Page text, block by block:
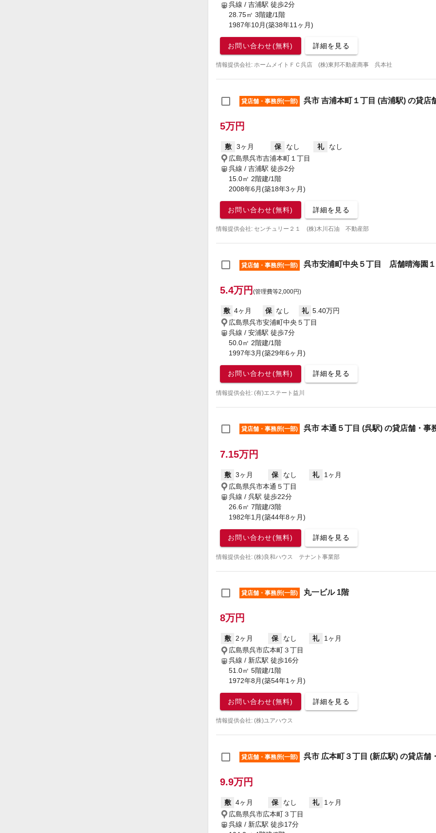
呉線 / 吉浦駅 徒歩2分
28.75㎡ 3階建/1階
1987年10月(築38年11ヶ月)
お問い合わせ(無料) 詳細を見る
情報提供会社: ホームメイトＦＣ呉店 (株)東邦不動産商事 呉本社
貸店舗・事務所(一部) 呉市 吉浦本町１丁目 (吉浦駅) の貸店
5万円
敷 3ヶ月 保 なし 礼
なし
広島県呉市吉浦本町１丁目
呉線 / 吉浦駅 徒歩2分
15.0㎡ 2階建/1階
2008年6月(築18年3ヶ月)
お問い合わせ(無料) 詳細を見る
情報提供会社: センチュリー２１ (株)木川石油 不動産部
貸店舗・事務所(一部) 呉市安浦町中央５丁目 店舗晴海園１
5.4万円 (管理費等2,000円)
敷 4ヶ月 保 なし 礼 5.40万円
広島県呉市安浦町中央５丁目
呉線 / 安浦駅 徒歩7分
50.0㎡ 2階建/1階
1997年3月(築29年6ヶ月)
お問い合わせ(無料) 詳細を見る
情報提供会社: (有)エステート益川
貸店舗・事務所(一部) 呉市 本通５丁目 (呉駅) の貸店舗・事
7.15万円
敷 3ヶ月 保 なし 礼
1ヶ月
広島県呉市本通５丁目
呉線 / 呉駅 徒歩22分
26.6㎡ 7階建/3階
1982年1月(築44年8ヶ月)
お問い合わせ(無料) 詳細を見る
情報提供会社: (株)良和ハウス テナント事業部
貸店舗・事務所(一部) 丸一ビル 1階
8万円
敷 2ヶ月 保 なし 礼
1ヶ月
広島県呉市広本町３丁目
呉線 / 新広駅 徒歩16分
51.0㎡ 5階建/1階
1972年8月(築54年1ヶ月)
お問い合わせ(無料) 詳細を見る
情報提供会社: (株)ユアハウス
貸店舗・事務所(一部) 呉市 広本町３丁目 (新広駅) の貸店舗
9.9万円
敷 4ヶ月 保 なし 礼
1ヶ月
広島県呉市広本町３丁目
呉線 / 新広駅 徒歩17分